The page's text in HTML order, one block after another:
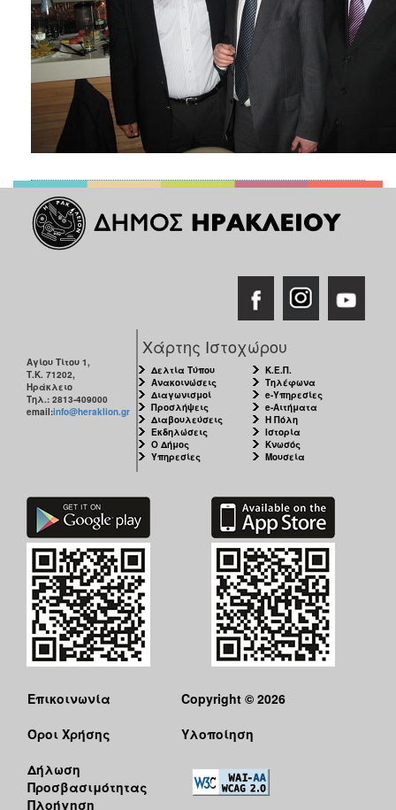
Αγίου Τίτου 1,
Τ.Κ. 71202,
Ηράκλειο
Τηλ.: 2813-409000
email:info@heraklion.gr
Χάρτης Ιστοχώρου
Δελτία Τύπου
Ανακοινώσεις
Διαγωνισμοί
Προσλήψεις
Διαβουλεύσεις
Εκδηλώσεις
Ο Δήμος
Υπηρεσίες
Κ.Ε.Π.
Τηλέφωνα
e-Υπηρεσίες
e-Αιτήματα
Η Πόλη
Ιστορία
Κνωσός
Μουσεία
Επικοινωνία
Όροι Χρήσης
Δήλωση
Προσβασιμότητας
Πλοήγηση
Copyright © 2026
Υλοποίηση